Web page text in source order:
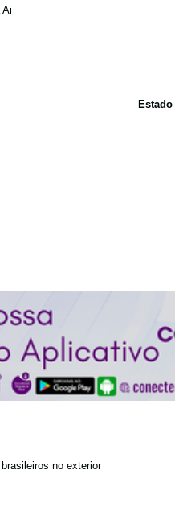
Ai
Estado
no exterior